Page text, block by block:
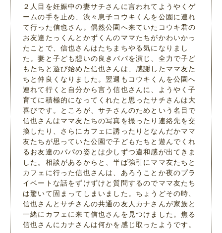
２人目を妊娠中の妻サチさんに言われてようやくゲ
ームの手を止め、渋々息子コウキくんを公園に連れ
て行った信也さん。偶然公園へ来ていたコウキ君の
お友達たっくんとかずくんのママたちがかわいかっ
たことで、信也さんはたちまちやる気になりまし
た。妻と子ども想いの良きパパを演じ、全力で子ど
もたちと遊び始めた信也さんは、感謝したママ友た
ちと仲良くなりました。翌週もコウキくんを公園へ
連れて行くと自分から言う信也さんに、ようやく子
育てに積極的になってくれたと思ったサチさんは大
喜びです。ところが、サチさんのためという名目で
信也さんはママ友たちの写真を撮ったり連絡先を交
換したり、さらにカフェに誘ったりとなんだかママ
友たちが思っていた公園で子どもたちと遊んでくれ
るお友達のパパの姿とは少しずつ違和感が出てきま
した。相談があるからと、半ば強引にママ友たちと
カフェに行った信也さんは、あろうことか夜のプラ
イベートな話をずけずけと質問するのでママ友たち
は驚いて固まってしまいました。ちょうどその時、
信也さんとサチさんの共通の友人カナさんが家族と
一緒にカフェに来て信也さんを見つけました。焦る
信也さんにカナさんは何かを感じ取ったようです。